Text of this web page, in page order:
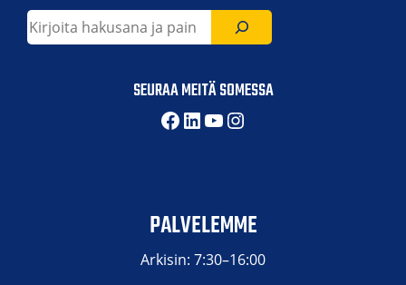
Etsi
SEURAA MEITÄ SOMESSA
Facebook
LinkedIn
YouTube
Instagram
PALVELEMME
Arkisin: 7:30–16:00